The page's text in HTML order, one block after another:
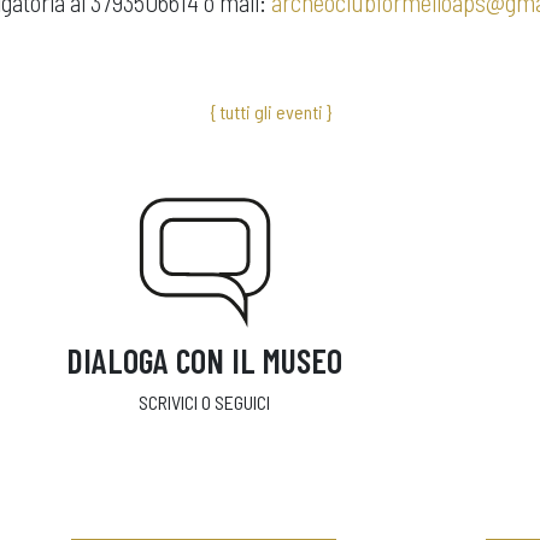
{ tutti gli eventi }
DIALOGA CON IL MUSEO
SCRIVICI O SEGUICI